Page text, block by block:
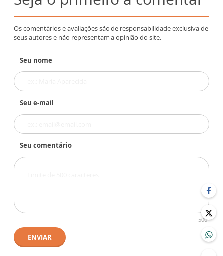
Os comentários e avaliações são de responsabilidade exclusiva de
seus autores e não representam a opinião do site.
Seu nome
Seu e-mail
Seu comentário
500
ENVIAR